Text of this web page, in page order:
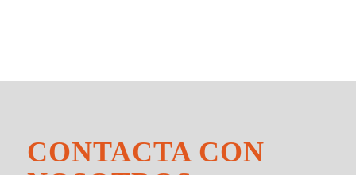
CONTACTA CON